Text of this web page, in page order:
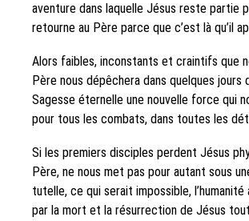
aventure dans laquelle Jésus reste partie
retourne au Père parce que c’est là qu’il
Alors faibles, inconstants et craintifs que
Père nous dépêchera dans quelques jours
Sagesse éternelle une nouvelle force qui
pour tous les combats, dans toutes les
Si les premiers disciples perdent Jésus
Père, ne nous met pas pour autant sous
tutelle, ce qui serait impossible,
par la mort et la résurrection de Jésus